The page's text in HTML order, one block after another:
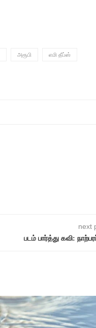
அரூபி எமி தீப்ஸ்
next
படம் பார்த்து கவி: